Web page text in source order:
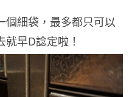
個細袋，最多都只可以
早D諗定啦！